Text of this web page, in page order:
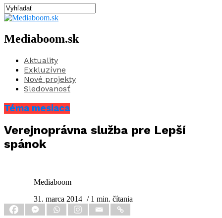
Mediaboom.sk
Aktuality
Exkluzívne
Nové projekty
Sledovanosť
Téma mesiaca
Verejnoprávna služba pre Lepší
spánok
Mediaboom
31. marca 2014 / 1 min. čítania